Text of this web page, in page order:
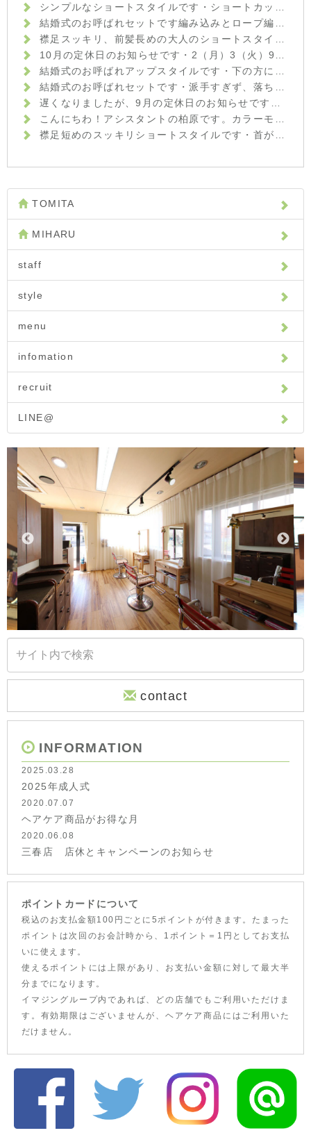
シンプルなショートスタイルです️・ショートカットは、頭の形をいかにキレイに見せるかがポイントです☆後頭部の頭の丸みを出し、襟足がスッキリしまるようにカットさせていただきました・お家でのセットもハンドブローでOKですハンドブローのコツもきちんとお伝えしていきますよ(^-^)・『ショートカットにしてみたいけど慣れていないから不安…』という方も、ぜひ一度ご相談にいらして下さいね！・イマジン富久山 山崎・#hair #hairstyle #fashion #makeup #beauty #shorthair #mediumhair #bob #longhair #ヘア #ヘアスタイル #ファッション #メイクアップ #ビューティ #ショートヘア #ショートボブ #ボブ #ミディアムヘア #ロングヘア #福島 #郡山市 #郡山美容室 #富久山 #美容室イマジン #イマジンヘアー
結婚式のお呼ばれセットです️編み込みとロープ編みを組み合わせてみました☆・ワンピースの柔らかい上品な雰囲気に合わせて、まとめすぎず崩しすぎない、大人可愛いセットにしました！・まだまだ結婚式シーズンですので、セットでお悩みの方はぜひご相談くださいね♪・#hair #hairstyle #fashion #makeup #beauty #hairarrange #medium #longhair #bob #shorthair #ヘアスタイル #ファッション #メイクアップ #ビューティー #ヘアアレンジ #編み込みアレンジ #結婚式ヘアセット #福島県 #郡山美容室 #富久山 #美容室イマジン #イマジンヘアー #
襟足スッキリ、前髪長めの大人のショートスタイルです️・顔周りや襟足が短めなので、ボーイッシュな印象になりすぎないよう前髪を長めにして少し女性らしさをプラスしました・カラーはグレイ系のモノトーンアッシュをベースに、暖かみのあるウォームブラウンを足してより深みとツヤをプラスした、秋冬のアッシュカラーです♪・光の当たり方によってアッシュっぽく見えたり、暖色系のブラウンに見えたり、楽しみ方も色々です♪グレイカラーでも色味を楽しんでみませんか⁇・髪や頭皮のお悩みなど、何でもご相談ください☆・イマジン富久山 山崎・#hair #hairstyle #fashion #makeup #beauty #haircolor #shorthair #longhair #mediumhair #bob #ヘアスタイル #ファッション #メイクアップ #ビューティ #ショートヘア #ショートボブ #ボブヘアー #ロングヘア #ヘアカラーアッシュ #秋カラー #throwカラー #throw #モノトーンアッシュ #福島 #郡山美容室 #富久山 #美容室イマジン #イマジンヘアー
10月の定休日のお知らせです︎・2（月）3（火）9（月）16（月）17（火）23（月）30（月）・となっております！ご迷惑おかけしますがよろしくお願いいたしますm(__)m・#hairstyle #hair #fashion #makeup #beauty #shorthair #medium #bob #longhair #perm #haircolor #ヘア #ファッション #メイクアップ #ビューティ #ショートヘア #ボブヘアー #ショートボブ #ミディアムヘア #ロングヘア #福島 #郡山 #郡山美容室 #美容室イマジン #イマジンヘアー #富久山
結婚式のお呼ばれアップスタイルです︎・下の方にお団子をつくり、上品な雰囲気に♪カチッとしすぎないように、ラフに崩したのもポイントです！・パンツスタイルでご出席とのことでしたので、可愛すぎない大人のお団子スタイルにしてみました・結婚式お呼ばれのお客様がだんだんと増えてきました！セットでお悩みの方は、ぜひご相談下さい☆・山崎・#hair #hairstyle #hairarrange #fashion #makeup #beauty #longhair #medium #bob #shorthair #ヘア #ヘアアレンジ #波ウェーブ #お団子ヘア #お呼ばれヘア #結婚式 #ラフアレンジ #福島 #郡山美容室 #富久山 #美容室イマジン #イマジンヘアー #ヘア #メイク #ファッション #ビューティー
結婚式のお呼ばれセットです︎・派手すぎず、落ち着きすぎない上品なハーフアップスタイルに☆・トップはアイロンでウェーブをつけてからほぐし、フワッとさせているのがポイントです！・お呼ばれの増える時期ですので、セットでお悩みの方は気軽にご相談下さいね️・ #hairstyle #hair #beauty #fashion #makeup #medium #longhair #bob #shorthair #hairarrange #ヘアスタイル #ビューティー #ファッション #メイクアップ #ミディアムボブ #ロングヘア #ボブ #ショート #ヘアアレンジ #ハーフアップ #お呼ばれヘア #結婚式ヘア #福島県 #郡山市美容室 #美容室イマジン #イマジンヘアー #富久山
遅くなりましたが、9月の定休日のお知らせです！・4（月）5（火）11（月）18（月）19（火）25（月）・が定休日となっております！ご迷惑おかけしますがよろしくお願いいたしますm(_ _)m・土日もまだご予約お取りできる時間帯がありますので、ぜひご連絡下さいね☆・#hair #hairstyle #fashion #makeup #beauty #bob #medium #longhair #shorthair #外はね #外はねボブ #黒髪 #黒髪ボブ #カジュアル #ヘア #メイクアップ #ファッション #ビューティー #福島 #郡山美容室 #富久山 #美容室イマジン #イマジンヘアー
こんにちわ！アシスタントの柏原です。カラーモデルとしてきて頂いた方です。秋ということでカーキ×グレージュで染めさせて頂きました！名付けてカーキグレージュです！！白髪染め ファッションカラーのモデル募集しておりますので是非お越しください！・・・#美容室#imagine#イマジン#郡山市#アシスタント#カラーモデル#ファッションカラー#ショートボブ#カーキグレージュ#
襟足短めのスッキリショートスタイルです︎・首がキレイに見えますね☆・ポイントは、後頭部にふっくらした丸みをつけたところです！頭の形がキレイに見えます☆・ササっとハンドブローでも簡単にスタイルが決まる楽チンヘアです。・髪の悩みや疑問など、何でもご相談下さいね！・山崎・#hair #hairstyle #fashion #makeup #beauty #shorthair #medium #bob #longhair #ヘア #ヘアスタイル #ファッション #メイクアップ #ビューティー #ショートヘア #ショートボブ #ボブヘアー #ミディアム #ロングヘア #襟足スッキリ #福島 #郡山美容室 #富久山 #美容室イマジン #イマジンヘアー
TOMITA
MIHARU
staff
style
menu
infomation
recruit
LINE@
contact
INFORMATION
2025.03.28
2025年成人式
2020.07.07
ヘアケア商品がお得な月
2020.06.08
三春店 店休とキャンペーンのお知らせ
ポイントカードについて
税込のお支払金額100円ごとに5ポイントが付きます。たまった
ポイントは次回のお会計時から、1ポイント＝1円としてお支払
いに使えます。
使えるポイントには上限があり、お支払い金額に対して最大半
分までになります。
イマジングループ内であれば、どの店舗でもご利用いただけま
す。有効期限はございませんが、ヘアケア商品にはご利用いた
だけません。